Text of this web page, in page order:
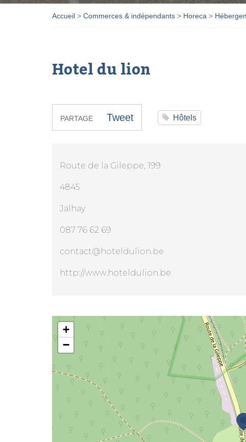
Accueil > Commerces & indépendants > Horeca >
Hotel du lion
PARTAGE Tweet Hôtels
Route de la Gileppe, 199
4845
Jalhay
087 76 62 69
contact@hoteldulion.be
http://www.hoteldulion.be
Hotel du lion
+
−